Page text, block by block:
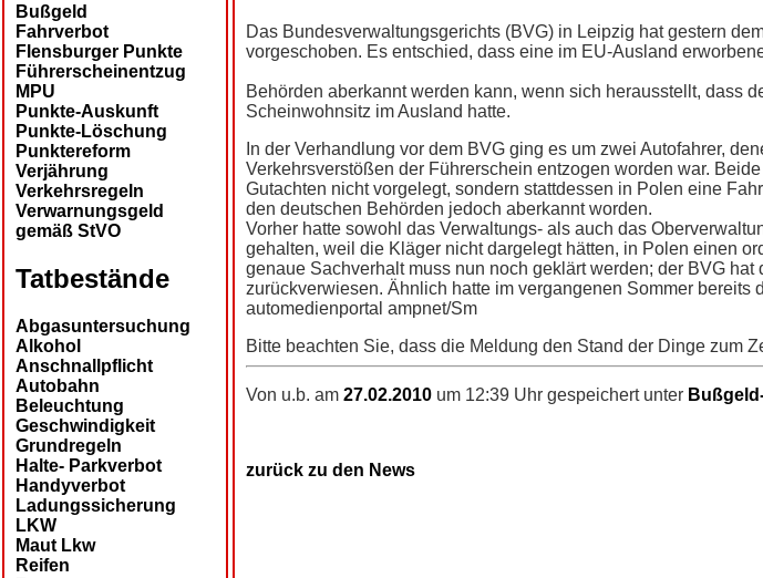
Bußgeld
Fahrverbot
Flensburger Punkte
Führerscheinentzug
MPU
Punkte-Auskunft
Punkte-Löschung
Punktereform
Verjährung
Verkehrsregeln
Verwarnungsgeld
gemäß StVO
Tatbestände
Abgasuntersuchung
Alkohol
Anschnallpflicht
Autobahn
Beleuchtung
Geschwindigkeit
Grundregeln
Halte- Parkverbot
Handyverbot
Ladungssicherung
LKW
Maut Lkw
Reifen
Das Bundesverwaltungsgerichts (BVG) in Leipzig hat gestern
vorgeschoben. Es entschied, dass eine im EU-Ausland
Behörden aberkannt werden kann, wenn sich herausstellt, dass
Scheinwohnsitz im Ausland hatte.
In der Verhandlung vor dem BVG ging es um zwei Autofahrer,
Verkehrsverstößen der Führerschein entzogen worden war.
Gutachten nicht vorgelegt, sondern stattdessen in Polen eine
den deutschen Behörden jedoch aberkannt worden.
Vorher hatte sowohl das Verwaltungs- als auch das
gehalten, weil die Kläger nicht dargelegt hätten, in Polen einen
genaue Sachverhalt muss nun noch geklärt werden; der BVG
zurückverwiesen. Ähnlich hatte im vergangenen Sommer bereits
automedienportal ampnet/Sm
Bitte beachten Sie, dass die Meldung den Stand der Dinge zum
Von u.b. am 27.02.2010 um 12:39 Uhr gespeichert unter
zurück zu den News